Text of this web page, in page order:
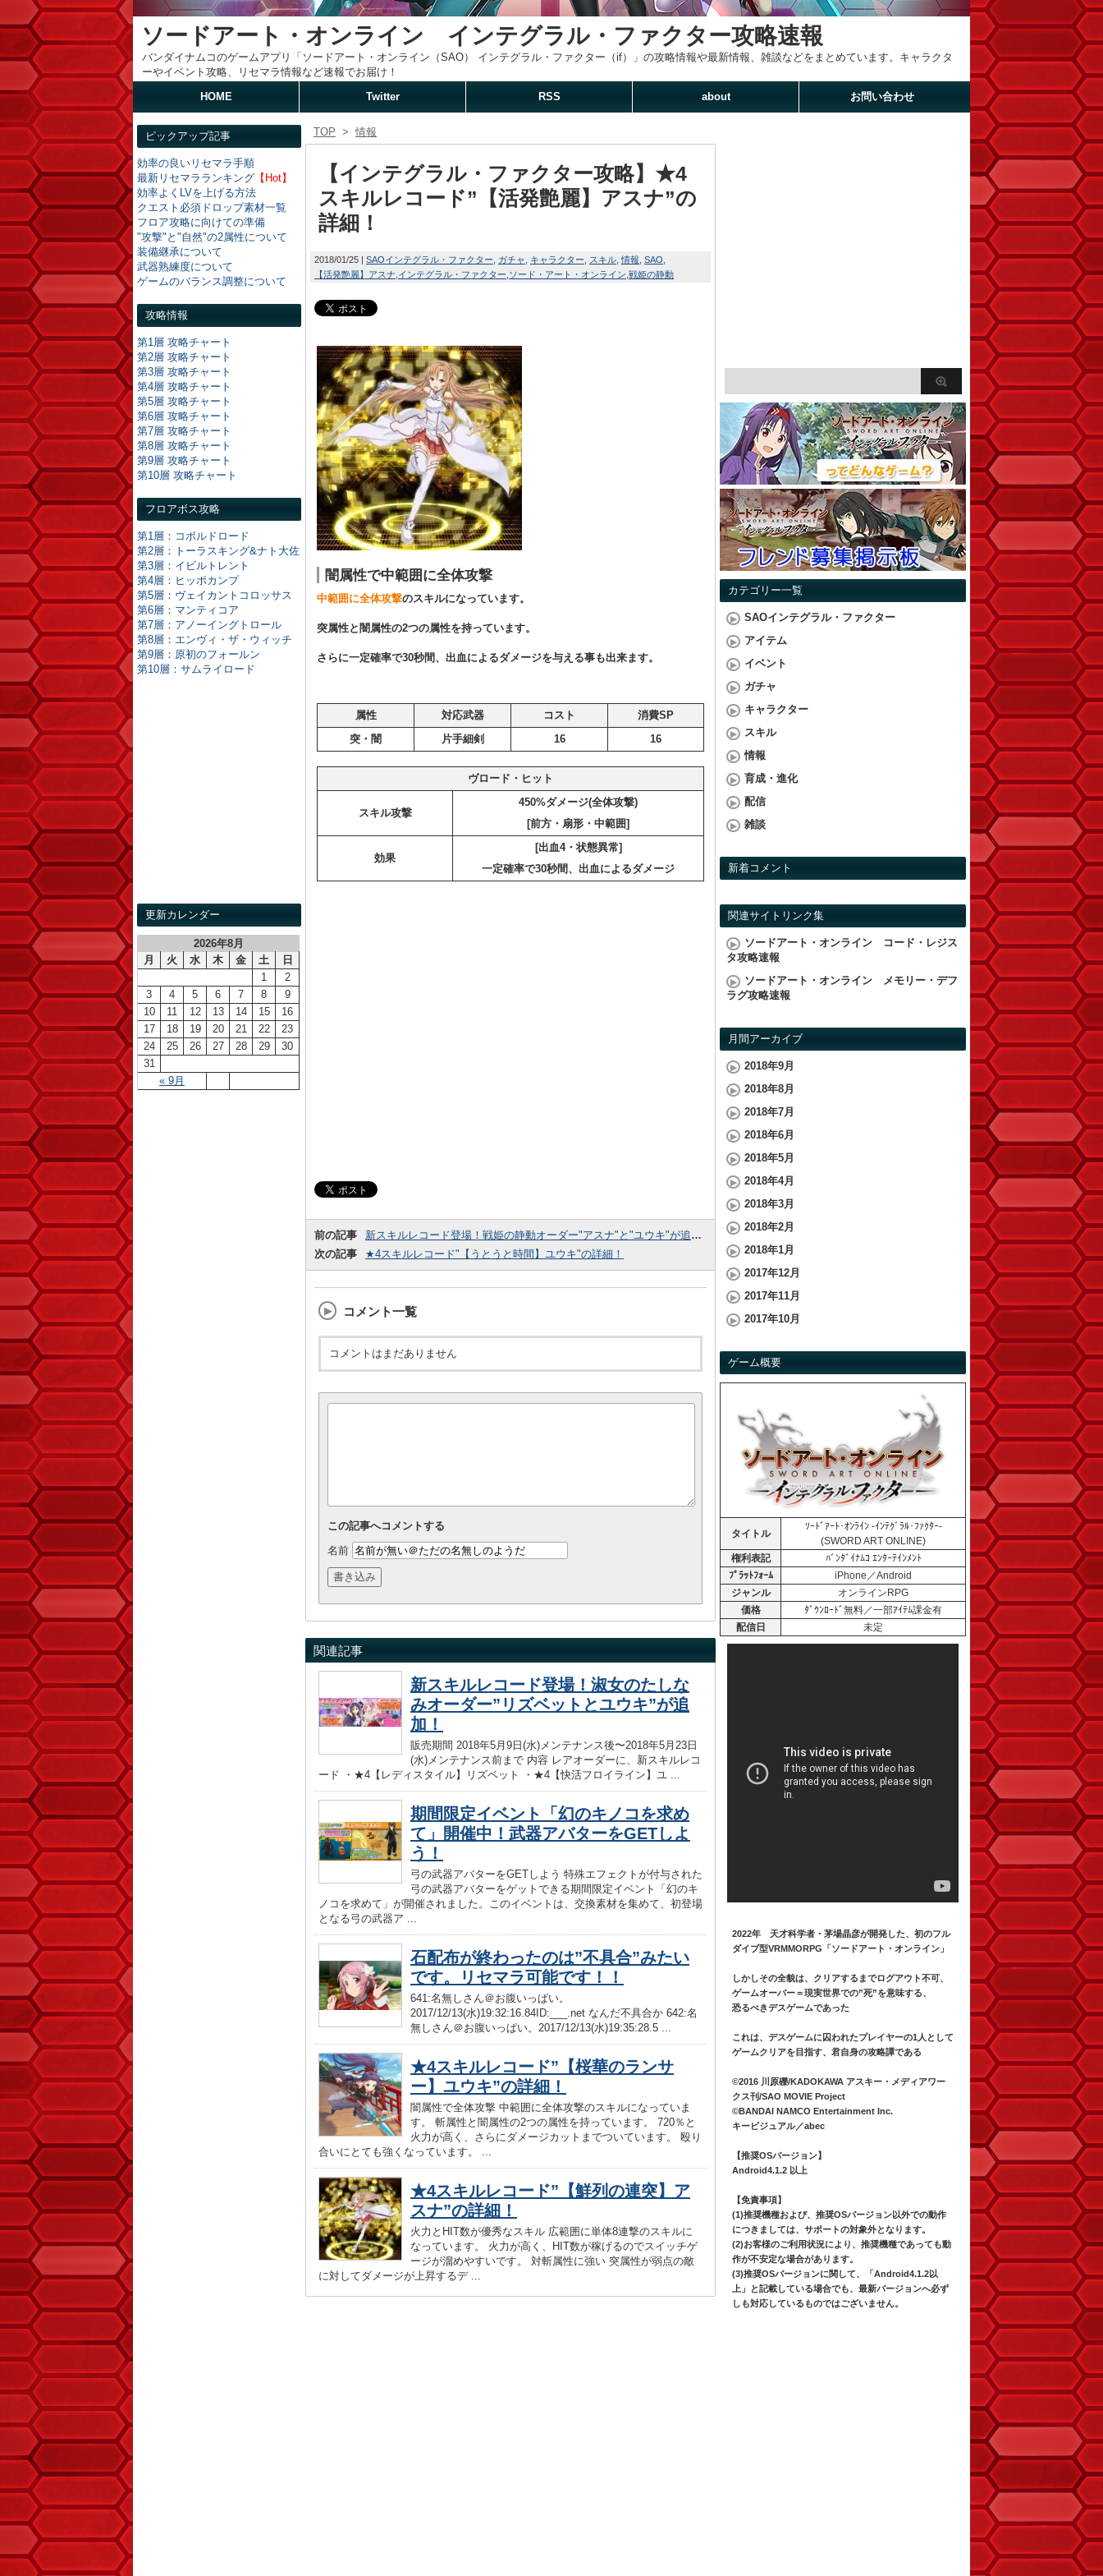
ソードアート・オンライン インテグラル・ファクター攻略速報
バンダイナムコのゲームアプリ「ソードアート・オンライン（SAO） インテグラル・ファクター（if）」の攻略情報や最新情報、雑談などをまとめています。キャラクタ
ーやイベント攻略、リセマラ情報など速報でお届け！
HOME
Twitter RSS about お問い合わせ
ピックアップ記事
効率の良いリセマラ手順
最新リセマラランキング 【Hot】
効率よくLVを上げる方法
クエスト必須ドロップ素材一覧
フロア攻略に向けての準備
"攻撃"と"自然"の2属性について
装備継承について
武器熟練度について
ゲームのバランス調整について
攻略情報
第1層 攻略チャート
第2層 攻略チャート
第3層 攻略チャート
第4層 攻略チャート
第5層 攻略チャート
第6層 攻略チャート
第7層 攻略チャート
第8層 攻略チャート
第9層 攻略チャート
第10層 攻略チャート
フロアボス攻略
第1層：コボルドロード
第2層：トーラスキング&ナト大佐
第3層：イビルトレント
第4層：ヒッポカンプ
第5層：ヴェイカントコロッサス
第6層：マンティコア
第7層：アノーイングトロール
第8層：エンヴィ・ザ・ウィッチ
第9層：原初のフォールン
第10層：サムライロード
更新カレンダー
2026年8月
月
火 水 木 金 土 日
« 9月
1
2
3
4 5 6 7 8
9
10
11 12 13 14 15
16
17
18 19 20 21 22
23
24
25 26 27 28 29
30
31
TOP > 情報
【インテグラル・ファクター攻略】★4
スキルレコード”【活発艶麗】アスナ”の
詳細！
2018/01/25 SAOインテグラル・ファクター ガチャ キャラクター スキル 情報 SAO
【活発艶麗】アスナ インテグラル・ファクター ソード・アート・オンライン 戦姫の静動
闇属性で中範囲に全体攻撃
中範囲に全体攻撃のスキルになっています。
突属性と闇属性の2つの属性を持っています。
さらに一定確率で30秒間、出血によるダメージを与える事も出来ます。
属性 対応武器 コスト
消費SP
突・闇
片手細剣 16 16
ヴロード・ヒット
スキル攻撃
450%ダメージ(全体攻撃)
[前方・扇形・中範囲]
効果
[出血4・状態異常]
一定確率で30秒間、出血によるダメージ
前の記事
新スキルレコード登場！戦姫の静動オーダー"アスナ"と"ユウキ"が追加！
次の記事
★4スキルレコード"【うとうと時間】ユウキ"の詳細！
コメント一覧
コメントはまだありません
この記事へコメントする
名前
関連記事
新スキルレコード登場！淑女のたしな
みオーダー”リズベットとユウキ”が追
加！
販売期間 2018年5月9日(水)メンテナンス後〜2018年5月23日
(水)メンテナンス前まで 内容 レアオーダーに、新スキルレコ
ード ・★4【レディスタイル】リズベット ・★4【快活フロイライン】ユ ...
期間限定イベント「幻のキノコを求め
て」開催中！武器アバターをGETしよ
う！
弓の武器アバターをGETしよう 特殊エフェクトが付与された
弓の武器アバターをゲットできる期間限定イベント「幻のキ
ノコを求めて」が開催されました。このイベントは、交換素材を集めて、初登場
となる弓の武器ア ...
石配布が終わったのは”不具合”みたい
です。リセマラ可能です！！
641:名無しさん＠お腹いっぱい。
2017/12/13(水)19:32:16.84ID:___.net なんだ不具合か 642:名
無しさん＠お腹いっぱい。2017/12/13(水)19:35:28.5 ...
★4スキルレコード”【桜華のランサ
ー】ユウキ”の詳細！
闇属性で全体攻撃 中範囲に全体攻撃のスキルになっていま
す。 斬属性と闇属性の2つの属性を持っています。 720％と
火力が高く、さらにダメージカットまでついています。 殴り
合いにとても強くなっています。 ...
★4スキルレコード”【鮮列の連突】ア
スナ”の詳細！
火力とHIT数が優秀なスキル 広範囲に単体8連撃のスキルに
なっています。 火力が高く、HIT数が稼げるのでスイッチゲ
ージが溜めやすいです。 対斬属性に強い 突属性が弱点の敵
に対してダメージが上昇するデ ...
カテゴリー一覧
SAOインテグラル・ファクター
アイテム
イベント
ガチャ
キャラクター
スキル
情報
育成・進化
配信
雑談
新着コメント
関連サイトリンク集
ソードアート・オンライン コード・レジス
タ攻略速報
ソードアート・オンライン メモリー・デフ
ラグ攻略速報
月間アーカイブ
2018年9月
2018年8月
2018年7月
2018年6月
2018年5月
2018年4月
2018年3月
2018年2月
2018年1月
2017年12月
2017年11月
2017年10月
ゲーム概要
タイトル
ｿｰﾄﾞｱｰﾄ･ｵﾝﾗｲﾝ -ｲﾝﾃｸﾞﾗﾙ･ﾌｧｸﾀｰ-
(SWORD ART ONLINE)
権利表記
ﾊﾞﾝﾀﾞｲﾅﾑｺ ｴﾝﾀｰﾃｲﾝﾒﾝﾄ
ﾌﾟﾗｯﾄﾌｫｰﾑ
iPhone／Android
ジャンル
オンラインRPG
価格
ﾀﾞｳﾝﾛｰﾄﾞ無料／一部ｱｲﾃﾑ課金有
配信日
未定
2022年 天才科学者・茅場晶彦が開発した、初のフル
ダイブ型VRMMORPG「ソードアート・オンライン」
しかしその全貌は、クリアするまでログアウト不可、
ゲームオーバー＝現実世界での”死”を意味する、
恐るべきデスゲームであった
これは、デスゲームに囚われたプレイヤーの1人として
ゲームクリアを目指す、君自身の攻略譚である
©2016 川原礫/KADOKAWA アスキー・メディアワー
クス刊/SAO MOVIE Project
©BANDAI NAMCO Entertainment Inc.
キービジュアル／abec
【推奨OSバージョン】
Android4.1.2 以上
【免責事項】
(1)推奨機種および、推奨OSバージョン以外での動作
につきましては、サポートの対象外となります。
(2)お客様のご利用状況により、推奨機種であっても動
作が不安定な場合があります。
(3)推奨OSバージョンに関して、「Android4.1.2以
上」と記載している場合でも、最新バージョンへ必ず
しも対応しているものではございません。